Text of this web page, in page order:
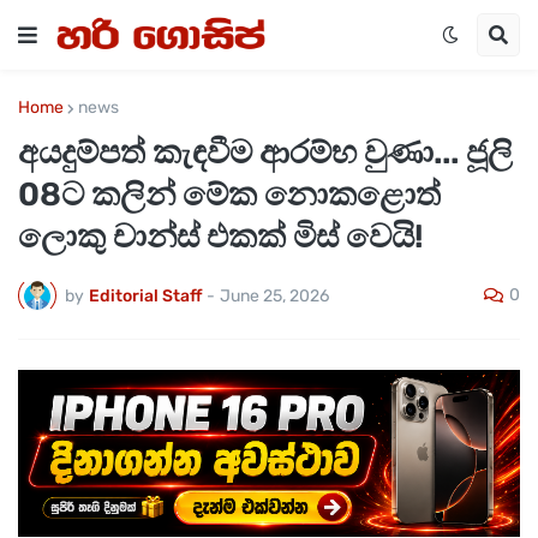
Home news
අයදුම්පත් කැඳවීම ආරම්භ වුණා... ජූලි
08ට කලින් මේක නොකළොත්
ලොකු චාන්ස් එකක් මිස් වෙයි!
by Editorial Staff - June 25, 2026 0